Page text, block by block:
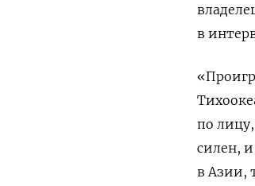
в
по
силен,
в Азии,